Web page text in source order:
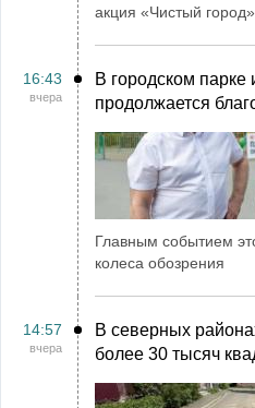
акция «Чистый город»
16:43
вчера
В городском
продолжается
Главным событием
колеса обозрения
14:57
вчера
В северных
более 30 тысяч